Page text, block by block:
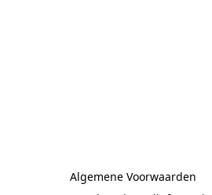
Algemene Voorwaarden